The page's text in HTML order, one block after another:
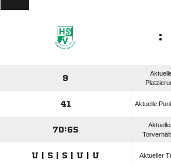
:
9
41 Aktuelle
70:65
U | S | S | U | U Aktueller